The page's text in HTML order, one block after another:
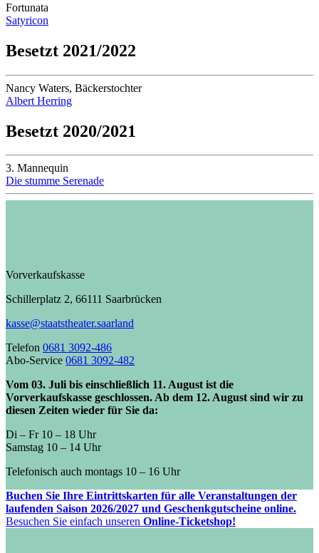
Fortunata
Satyricon
Besetzt 2021/2022
Nancy Waters, Bäckerstochter
Albert Herring
Besetzt 2020/2021
3. Mannequin
Die stumme Serenade
Vorverkaufskasse
Schillerplatz 2, 66111 Saarbrücken
kasse@staatstheater.saarland
Telefon 0681 3092-486
Abo-Service 0681 3092-482
Vom 03. Juli bis einschließlich 11. August ist die
Vorverkaufskasse geschlossen. Ab dem 12. August sind wir zu
diesen Zeiten wieder für Sie da:
Di – Fr 10 – 18 Uhr
Samstag 10 – 14 Uhr
Telefonisch auch montags 10 – 16 Uhr
Buchen Sie Ihre Eintrittskarten für alle Veranstaltungen der
laufenden Saison 2026/2027 und Geschenkgutscheine online.
Besuchen Sie einfach unseren Online-Ticketshop!